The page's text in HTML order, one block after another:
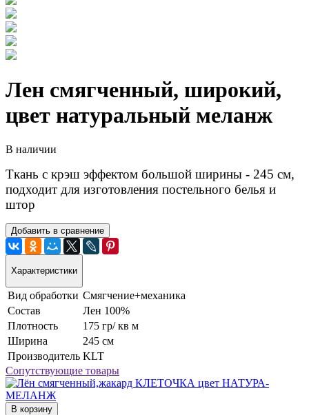
Лен смягченный, широкий,
цвет натуральный меланж
В наличии
Ткань с крэш эффектом большой ширины - 245 см,
подходит для изготовления постельного белья и
штор
Добавить в сравнение
Характеристики
Вид обработки Смягчение+механика
Состав
Лен 100%
Плотность
175 гр/ кв м
Ширина
245 см
Производитель KLT
Сопутствующие товары
В корзину